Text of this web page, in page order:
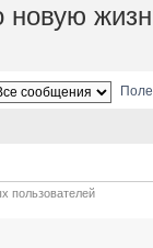
новую
пользователей